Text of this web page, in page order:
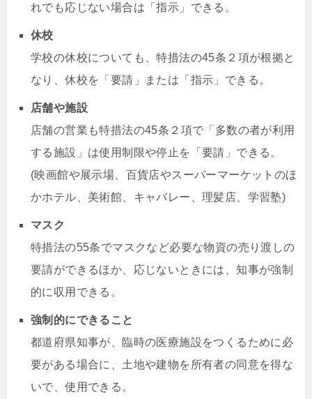
れでも応じない場合は「指示」できる。
休校
学校の休校についても、特措法の45条２項が根拠と
なり、休校を「要請」または「指示」できる。
店舗や施設
店舗の営業も特措法の45条２項で「多数の者が利用
する施設」は使用制限や停止を「要請」できる。
(映画館や展示場、百貨店やスーパーマーケットのほ
かホテル、美術館、キャバレー、理髪店、学習塾)
マスク
特措法の55条でマスクなど必要な物資の売り渡しの
要請ができるほか、応じないときには、知事が強制
的に収用できる。
強制的にできること
都道府県知事が、臨時の医療施設をつくるために必
要がある場合に、土地や建物を所有者の同意を得な
いで、使用できる。